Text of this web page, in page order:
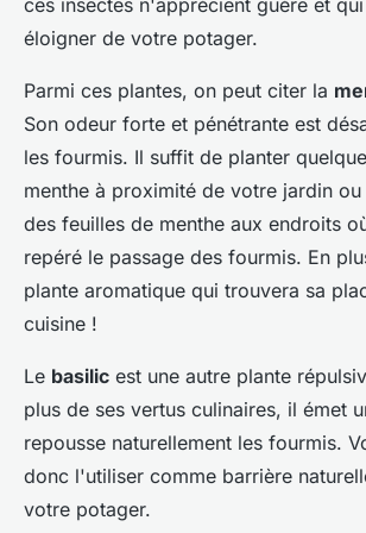
ces insectes n'apprécient guère et
éloigner de votre potager.
Parmi ces plantes, on peut citer la
Son odeur forte et pénétrante est
les fourmis. Il suffit de planter
menthe à proximité de votre jardin
des feuilles de menthe aux endroits
repéré le passage des fourmis. En
plante aromatique qui trouvera sa
cuisine !
Le basilic est une autre plante
plus de ses vertus culinaires, il émet
repousse naturellement les fourmis.
donc l'utiliser comme barrière
votre potager.